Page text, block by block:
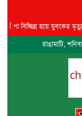
বিচ্ছিন্ন হয়ে যুবকের মৃত্যু●
রাঙামাটি,